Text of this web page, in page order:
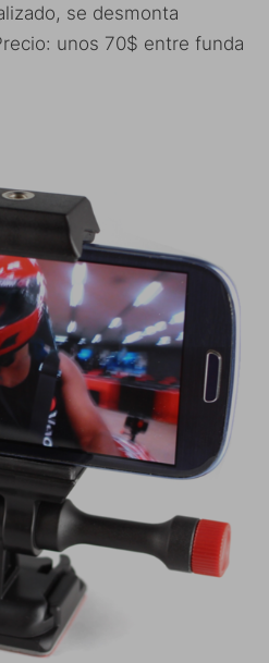
se desmonta
unos 70$ entre funda